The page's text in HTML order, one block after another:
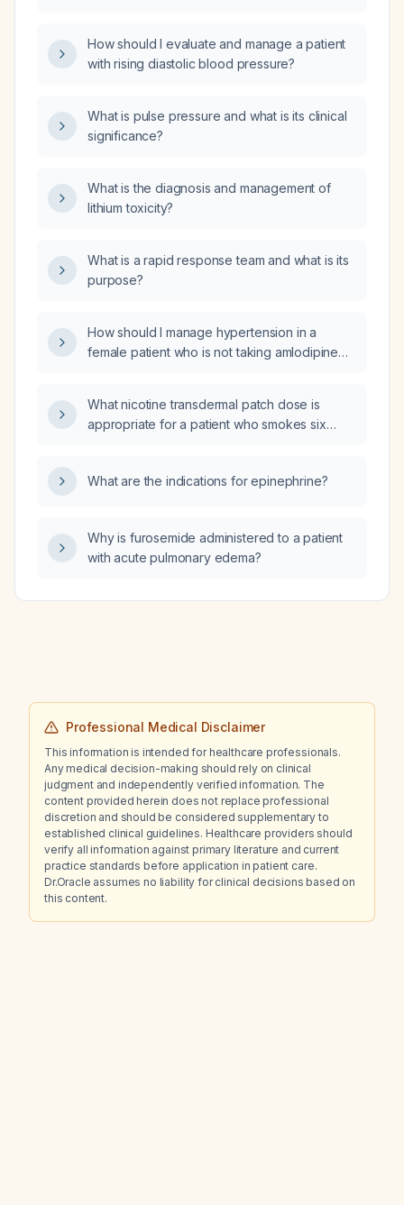
How should I evaluate and manage a patient
with rising diastolic blood pressure?
What is pulse pressure and what is its clinical
significance?
What is the diagnosis and management of
lithium toxicity?
What is a rapid response team and what is its
purpose?
How should I manage hypertension in a
female patient who is not taking amlodipine
What nicotine transdermal patch dose is
appropriate for a patient who smokes six
What are the indications for epinephrine?
Why is furosemide administered to a patient
with acute pulmonary edema?
Professional Medical Disclaimer
This information is intended for healthcare professionals.
Any medical decision-making should rely on clinical
judgment and independently verified information. The
content provided herein does not replace professional
discretion and should be considered supplementary to
established clinical guidelines. Healthcare providers should
verify all information against primary literature and current
practice standards before application in patient care.
Dr.Oracle assumes no liability for clinical decisions based on
this content.